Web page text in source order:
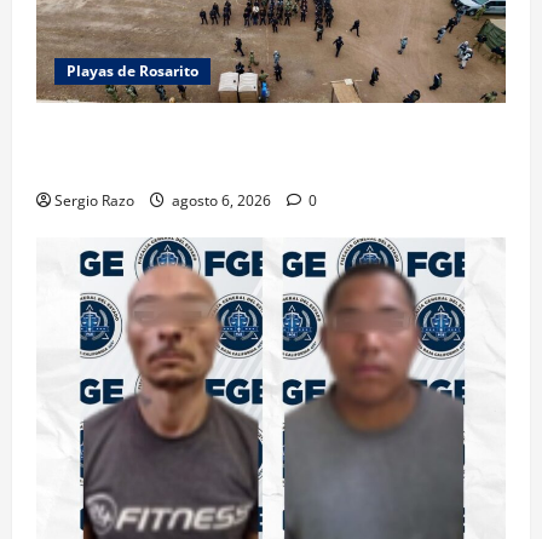
Playas de Rosarito
Sergio Razo agosto 6, 2026 0